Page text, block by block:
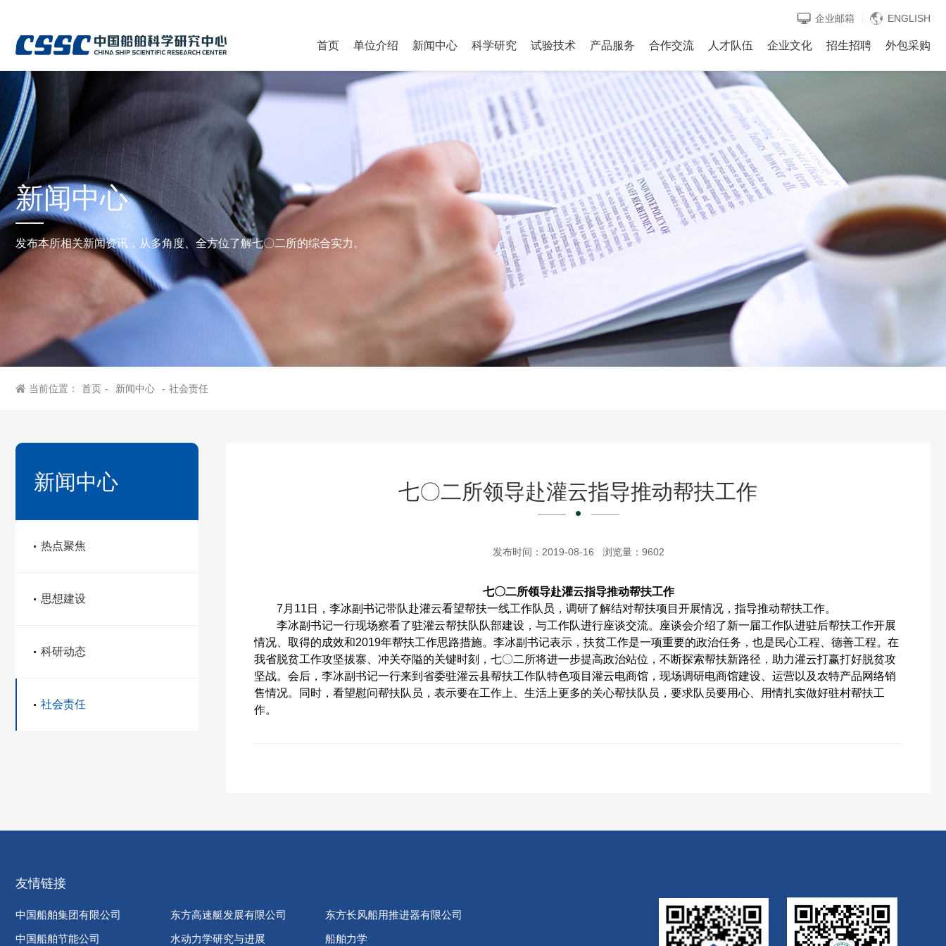
企业邮箱 ENGLISH
首页 单位介绍 新闻中心 科学研究 试验技术 产品服务 合作交流 人才队伍 企业文化 招生招聘 外包采购
新闻中心
发布本所相关新闻资讯，从多角度、全方位了解七〇二所的综合实力。
当前位置： 首页 - 新闻中心 - 社会责任
新闻中心
热点聚焦
思想建设
科研动态
社会责任
七〇二所领导赴灌云指导推动帮扶工作
发布时间：2019-08-16 浏览量：9602
七〇二所领导赴灌云指导推动帮扶工作
7月11日，李冰副书记带队赴灌云看望帮扶一线工作队员，调研了解结对帮扶项目开展情况，指导推动帮扶工作。
李冰副书记一行现场察看了驻灌云帮扶队队部建设，与工作队进行座谈交流。座谈会介绍了新一届工作队进驻后帮扶工作开展
情况、取得的成效和2019年帮扶工作思路措施。李冰副书记表示，扶贫工作是一项重要的政治任务，也是民心工程、德善工程。在
我省脱贫工作攻坚拔寨、冲关夺隘的关键时刻，七〇二所将进一步提高政治站位，不断探索帮扶新路径，助力灌云打赢打好脱贫攻
坚战。会后，李冰副书记一行来到省委驻灌云县帮扶工作队特色项目灌云电商馆，现场调研电商馆建设、运营以及农特产品网络销
售情况。同时，看望慰问帮扶队员，表示要在工作上、生活上更多的关心帮扶队员，要求队员要用心、用情扎实做好驻村帮扶工
作。
友情链接
中国船舶集团有限公司 东方高速艇发展有限公司
东方长风船用推进器有限公司
中国船舶节能公司
水动力学研究与进展 船舶力学